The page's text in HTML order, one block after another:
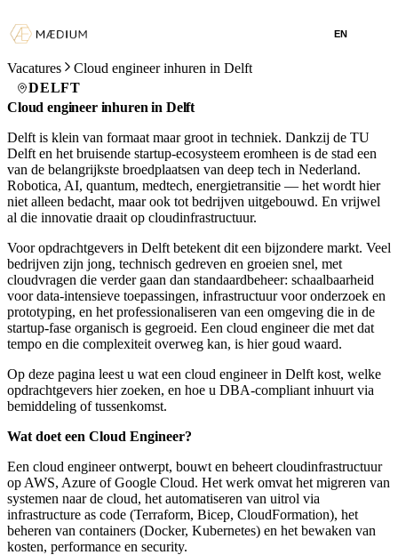
EN
Vacatures
Cloud engineer inhuren in Delft
DELFT
Cloud engineer inhuren in Delft
Delft is klein van formaat maar groot in techniek. Dankzij de TU
Delft en het bruisende startup-ecosysteem eromheen is de stad een
van de belangrijkste broedplaatsen van deep tech in Nederland.
Robotica, AI, quantum, medtech, energietransitie — het wordt hier
niet alleen bedacht, maar ook tot bedrijven uitgebouwd. En vrijwel
al die innovatie draait op cloudinfrastructuur.
Voor opdrachtgevers in Delft betekent dit een bijzondere markt. Veel
bedrijven zijn jong, technisch gedreven en groeien snel, met
cloudvragen die verder gaan dan standaardbeheer: schaalbaarheid
voor data-intensieve toepassingen, infrastructuur voor onderzoek en
prototyping, en het professionaliseren van een omgeving die in de
startup-fase organisch is gegroeid. Een cloud engineer die met dat
tempo en die complexiteit overweg kan, is hier goud waard.
Op deze pagina leest u wat een cloud engineer in Delft kost, welke
opdrachtgevers hier zoeken, en hoe u DBA-compliant inhuurt via
bemiddeling of tussenkomst.
Wat doet een Cloud Engineer?
Een cloud engineer ontwerpt, bouwt en beheert cloudinfrastructuur
op AWS, Azure of Google Cloud. Het werk omvat het migreren van
systemen naar de cloud, het automatiseren van uitrol via
infrastructure as code (Terraform, Bicep, CloudFormation), het
beheren van containers (Docker, Kubernetes) en het bewaken van
kosten, performance en security.